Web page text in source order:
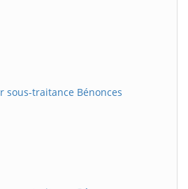
sous-traitance Bénonces